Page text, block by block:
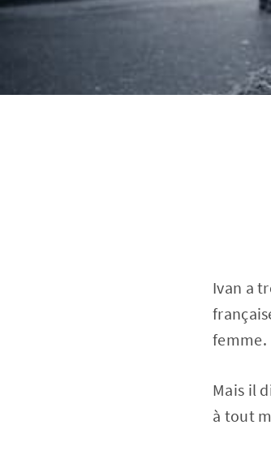
Ivan a
femme.
Mais il
à tout